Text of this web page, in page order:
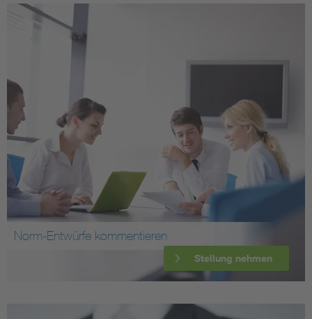
Norm-Entwürfe kommentieren
Stellung nehmen